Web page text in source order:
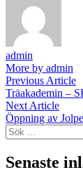
admin
More by admin
Previous Article
Träakademin –
Next ArticleNext
Öppning av
Sök
efter:
Senaste